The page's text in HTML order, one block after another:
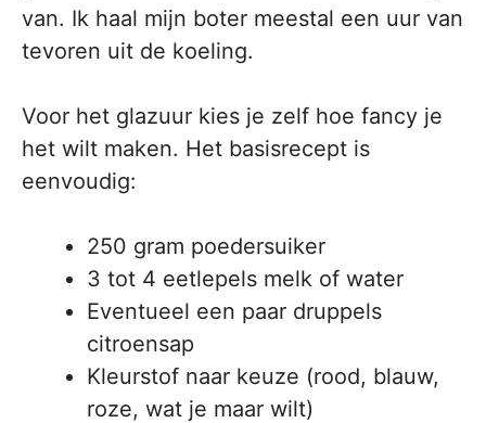
van. Ik haal mijn boter meestal een uur van
tevoren uit de koeling.
Voor het glazuur kies je zelf hoe fancy je
het wilt maken. Het basisrecept is
eenvoudig:
250 gram poedersuiker
3 tot 4 eetlepels melk of water
Eventueel een paar druppels
citroensap
Kleurstof naar keuze (rood, blauw,
roze, wat je maar wilt)